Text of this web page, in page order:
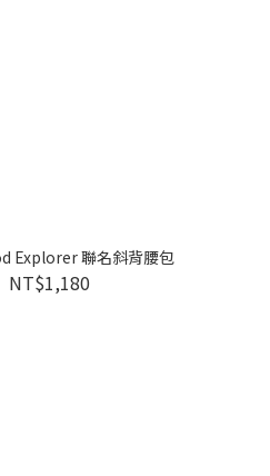
Explorer 聯名斜背腰包
NT$1,180